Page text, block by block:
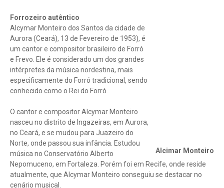
Forrozeiro autêntico
Alcimar Monteiro
Alcymar Monteiro dos Santos da cidade de
Aurora (Ceará), 13 de Fevereiro de 1953), é
um cantor e compositor brasileiro de Forró
e Frevo. Ele é considerado um dos grandes
intérpretes da música nordestina, mais
especificamente do Forró tradicional, sendo
conhecido como o Rei do Forró.
O cantor e compositor Alcymar Monteiro
nasceu no distrito de Ingazeiras, em Aurora,
no Ceará, e se mudou para Juazeiro do
Norte, onde passou sua infância. Estudou
música no Conservatório Alberto
Nepomuceno, em Fortaleza. Porém foi em Recife, onde reside
atualmente, que Alcymar Monteiro conseguiu se destacar no
cenário musical.